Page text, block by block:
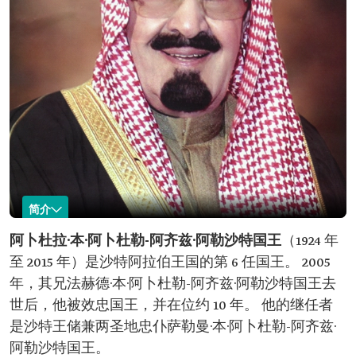
简介
阿卜杜拉·本·阿卜杜勒-阿齐兹·阿勒沙特
名称：阿卜杜拉·
本·阿卜杜勒-阿齐
兹·阿勒沙特国
王。
出生时间：1924 年。
出生地：利雅得。
逝世时间：2015 年。
执政时间：10 年。
教育背景：阿卜杜拉国王早年在胡克姆宫学校接
阿卜杜拉·本·阿卜杜勒-阿齐兹·阿勒沙特国王 （1924 年
至 2015 年）是沙特阿拉伯王国的第 6 任国王。 2005
年，其兄法赫德·本·阿卜杜勒-阿齐兹·阿勒沙特国王去
世后，他被效忠国王，并在位约 10 年。 他的继任者
是沙特王储兼两圣地忠仆萨勒曼·本·阿卜杜勒-阿齐兹·
阿勒沙特国王。